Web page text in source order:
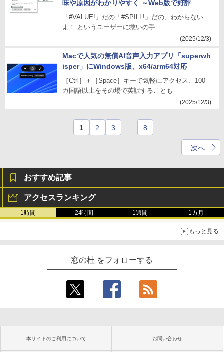
味や原因がわかりやすく ～Web版で好評
「#VALUE!」だの「#SPILL!」だの、わからない
よ！ というユーザーに救いの手
(2025/12/3)
Macで人気の無償AI音声入力アプリ「superwh
isper」にWindows版、x64/arm64対応
［Ctrl］＋［Space］キーで気軽にアクセス、100
カ国語以上をその場で英訳することも
(2025/12/3)
1 2 3 8
次へ
おすすめ記事
アクセスランキング
1時間 24時間 1週間 1カ月
もっと見る
窓の杜 をフォローする
本サイトのご利用について お問い合わせ